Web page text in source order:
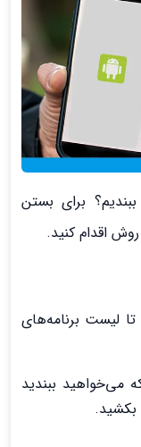
برای بستن
اقدام کنید.
لیست برنامه‌های
می‌خواهید ببندید
بکشید.